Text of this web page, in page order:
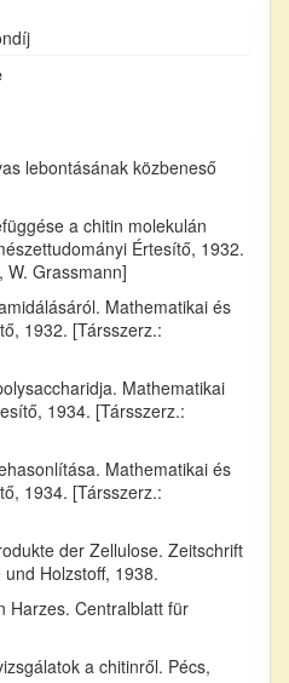
lebontásának közbeneső
a chitin molekulán
Értesítő, 1932.
W. Grassmann]
Mathematikai és
1932. [Társszerz.:
Mathematikai
1934. [Társszerz.:
Mathematikai és
1934. [Társszerz.:
der Zellulose. Zeitschrift
Holzstoff, 1938.
Harzes. Centralblatt für
a chitinről. Pécs,